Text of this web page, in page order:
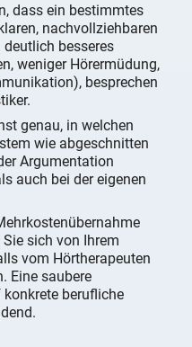
dass ein bestimmtes
nachvollziehbaren
besseres
weniger Hörermüdung,
besprechen
genau, in welchen
wie abgeschnitten
Argumentation
auch bei der eigenen
sich von Ihrem
vom Hörtherapeuten
Eine saubere
berufliche